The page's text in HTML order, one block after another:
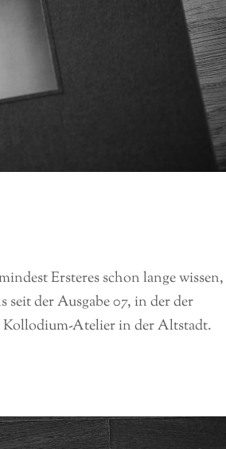
Ersteres schon lange
der Ausgabe 07, in der der
Kollodium-Atelier in der Altstadt.